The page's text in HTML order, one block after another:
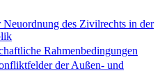
Neuordnung des Zivilrechts in der
Rahmenbedingungen
der Außen- und